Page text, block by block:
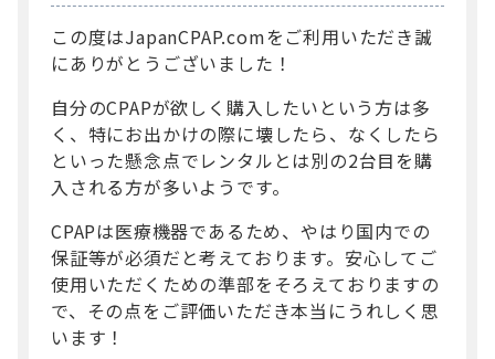
この度はJapanCPAP.comをご利用いただき誠
にありがとうございました！
自分のCPAPが欲しく購入したいという方は多
く、特にお出かけの際に壊したら、なくしたら
といった懸念点でレンタルとは別の2台目を購
入される方が多いようです。
CPAPは医療機器であるため、やはり国内での
保証等が必須だと考えております。安心してご
使用いただくための準部をそろえておりますの
で、その点をご評価いただき本当にうれしく思
います！